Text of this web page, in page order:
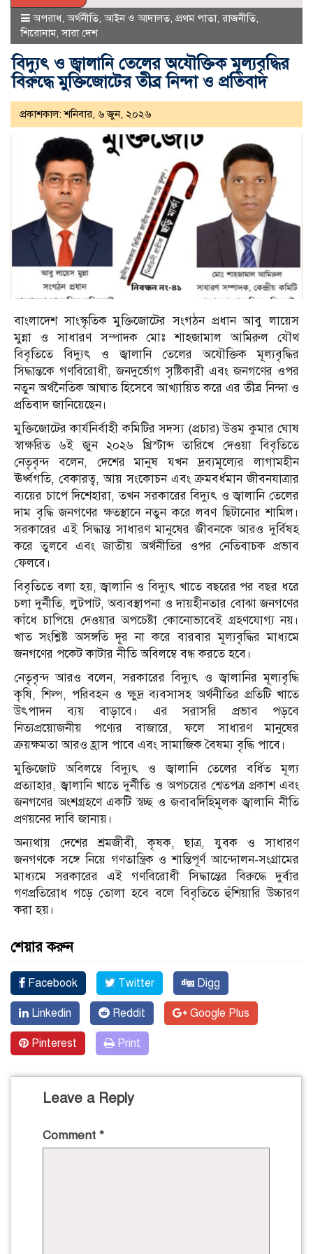
অপরাধ, অর্থনীতি, আইন ও আদালত, প্রথম পাতা, রাজনীতি,
শিরোনাম,সারা দেশ
বিদ্যুৎ ও জ্বালানি তেলের অযৌক্তিক মূল্যবৃদ্ধির
বিরুদ্ধে মুক্তিজোটের তীব্র নিন্দা ও প্রতিবাদ
প্রকাশকাল: শনিবার, ৬ জুন, ২০২৬
বাংলাদেশ সাংস্কৃতিক মুক্তিজোটের সংগঠন প্রধান আবু লায়েস
মুন্না ও সাধারণ সম্পাদক মোঃ শাহজামাল আমিরুল যৌথ
বিবৃতিতে বিদ্যুৎ ও জ্বালানি তেলের অযৌক্তিক মূল্যবৃদ্ধির
সিদ্ধান্তকে গণবিরোধী, জনদুর্ভোগ সৃষ্টিকারী এবং জনগণের ওপর
নতুন অর্থনৈতিক আঘাত হিসেবে আখ্যায়িত করে এর তীব্র নিন্দা ও
প্রতিবাদ জানিয়েছেন।
মুক্তিজোটের কার্যনির্বাহী কমিটির সদস্য (প্রচার) উত্তম কুমার ঘোষ
স্বাক্ষরিত ৬ই জুন ২০২৬ খ্রিস্টাব্দ তারিখে দেওয়া বিবৃতিতে
নেতৃবৃন্দ বলেন, দেশের মানুষ যখন দ্রব্যমূল্যের লাগামহীন
ঊর্ধ্বগতি, বেকারত্ব, আয় সংকোচন এবং ক্রমবর্ধমান জীবনযাত্রার
ব্যয়ের চাপে দিশেহারা, তখন সরকারের বিদ্যুৎ ও জ্বালানি তেলের
দাম বৃদ্ধি জনগণের ক্ষতস্থানে নতুন করে লবণ ছিটানোর শামিল।
সরকারের এই সিদ্ধান্ত সাধারণ মানুষের জীবনকে আরও দুর্বিষহ
করে তুলবে এবং জাতীয় অর্থনীতির ওপর নেতিবাচক প্রভাব
ফেলবে।
বিবৃতিতে বলা হয়, জ্বালানি ও বিদ্যুৎ খাতে বছরের পর বছর ধরে
চলা দুর্নীতি, লুটপাট, অব্যবস্থাপনা ও দায়হীনতার বোঝা জনগণের
কাঁধে চাপিয়ে দেওয়ার অপচেষ্টা কোনোভাবেই গ্রহণযোগ্য নয়।
খাত সংশ্লিষ্ট অসঙ্গতি দূর না করে বারবার মূল্যবৃদ্ধির মাধ্যমে
জনগণের পকেট কাটার নীতি অবিলম্বে বন্ধ করতে হবে।
নেতৃবৃন্দ আরও বলেন, সরকারের বিদ্যুৎ ও জ্বালানির মূল্যবৃদ্ধি
কৃষি, শিল্প, পরিবহন ও ক্ষুদ্র ব্যবসাসহ অর্থনীতির প্রতিটি খাতে
উৎপাদন ব্যয় বাড়াবে। এর সরাসরি প্রভাব পড়বে
নিত্যপ্রয়োজনীয় পণ্যের বাজারে, ফলে সাধারণ মানুষের
ক্রয়ক্ষমতা আরও হ্রাস পাবে এবং সামাজিক বৈষম্য বৃদ্ধি পাবে।
মুক্তিজোট অবিলম্বে বিদ্যুৎ ও জ্বালানি তেলের বর্ধিত মূল্য
প্রত্যাহার, জ্বালানি খাতে দুর্নীতি ও অপচয়ের শ্বেতপত্র প্রকাশ এবং
জনগণের অংশগ্রহণে একটি স্বচ্ছ ও জবাবদিহিমূলক জ্বালানি নীতি
প্রণয়নের দাবি জানায়।
অন্যথায় দেশের শ্রমজীবী, কৃষক, ছাত্র, যুবক ও সাধারণ
জনগণকে সঙ্গে নিয়ে গণতান্ত্রিক ও শান্তিপূর্ণ আন্দোলন-সংগ্রামের
মাধ্যমে সরকারের এই গণবিরোধী সিদ্ধান্তের বিরুদ্ধে দুর্বার
গণপ্রতিরোধ গড়ে তোলা হবে বলে বিবৃতিতে হুঁশিয়ারি উচ্চারণ
করা হয়।
শেয়ার করুন
Facebook Twitter Digg
Linkedin Reddit Google Plus
Pinterest Print
Leave a Reply
Comment *